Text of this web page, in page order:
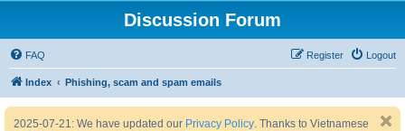
Discussion Forum
FAQ Logout
Register
Index Phishing, scam and spam emails
2025-07-21: We have updated our Privacy Policy. Thanks to Vietnamese